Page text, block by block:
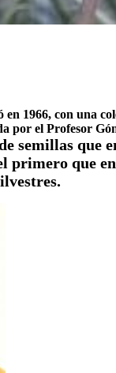
1966, con una
por el Profesor
semillas que
primero que